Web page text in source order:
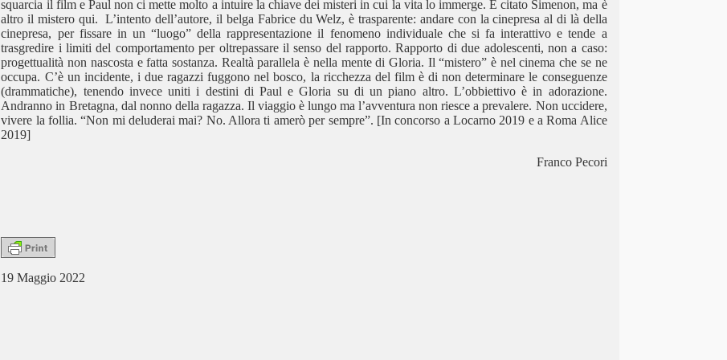
squarcia il film e Paul non ci mette molto a intuire la chiave dei misteri in cui la vita lo immerge. È citato Simenon, ma è
altro il mistero qui. L’intento dell’autore, il belga Fabrice du Welz, è trasparente: andare con la cinepresa al di là della
cinepresa, per fissare in un “luogo” della rappresentazione il fenomeno individuale che si fa interattivo e tende a
trasgredire i limiti del comportamento per oltrepassare il senso del rapporto. Rapporto di due adolescenti, non a caso:
progettualità non nascosta e fatta sostanza. Realtà parallela è nella mente di Gloria. Il “mistero” è nel cinema che se ne
occupa. C’è un incidente, i due ragazzi fuggono nel bosco, la ricchezza del film è di non determinare le conseguenze
(drammatiche), tenendo invece uniti i destini di Paul e Gloria su di un piano altro. L’obbiettivo è in adorazione.
Andranno in Bretagna, dal nonno della ragazza. Il viaggio è lungo ma l’avventura non riesce a prevalere. Non uccidere,
vivere la follia. “Non mi deluderai mai? No. Allora ti amerò per sempre”. [In concorso a Locarno 2019 e a Roma Alice
2019]
Franco Pecori
19 Maggio 2022